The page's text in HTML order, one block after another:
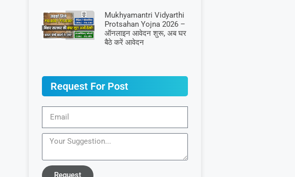
Mukhyamantri Vidyarthi
Protsahan Yojna 2026 –
ऑनलाइन आवेदन शुरू, अब घर
बैठे करें आवेदन
Request For Post
Request